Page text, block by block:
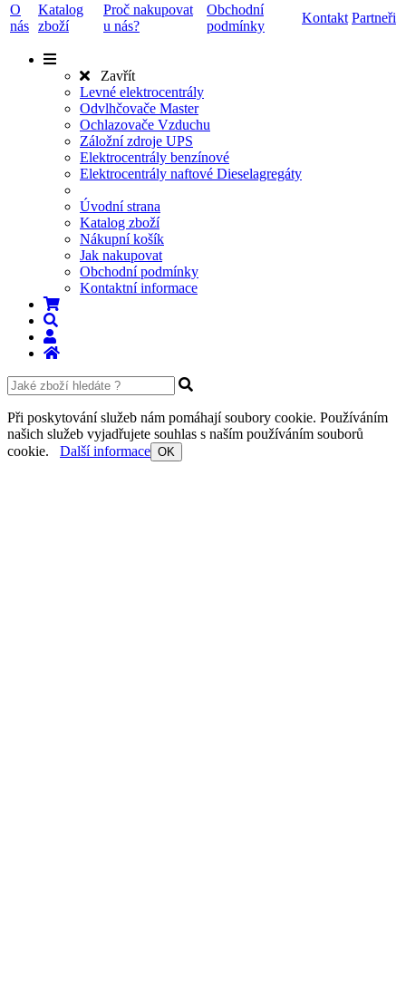
O
nás
Katalog
zboží
Proč nakupovat
u nás?
Obchodní
podmínky
Kontakt Partneři
Zavřít
Levné elektrocentrály
Odvlhčovače Master
Ochlazovače Vzduchu
Záložní zdroje UPS
Elektrocentrály benzínové
Elektrocentrály naftové Dieselagregáty
Úvodní strana
Katalog zboží
Nákupní košík
Jak nakupovat
Obchodní podmínky
Kontaktní informace
Při poskytování služeb nám pomáhají soubory cookie. Používáním
našich služeb vyjadřujete souhlas s naším používáním souborů
cookie. Další informace